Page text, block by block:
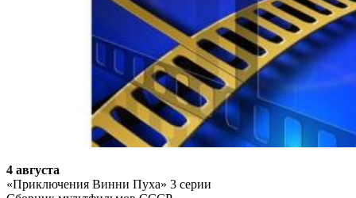
4 августа
«Приключения Винни Пуха» 3 серии